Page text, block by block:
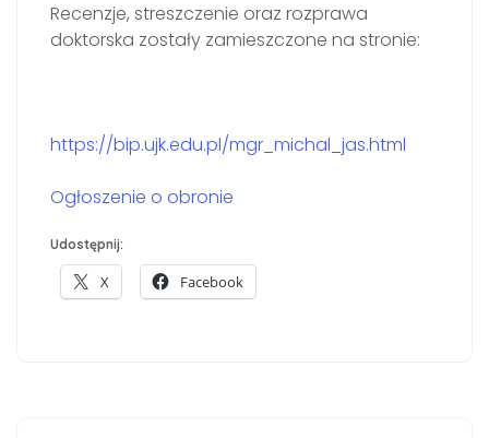
Recenzje, streszczenie oraz rozprawa
doktorska zostały zamieszczone na stronie:
https://bip.ujk.edu.pl/mgr_michal_jas.html
Ogłoszenie o obronie
Udostępnij:
X Facebook